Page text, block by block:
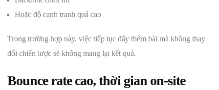
Hoặc độ cạnh tranh quá cao
Trong trường hợp này, việc tiếp tục đẩy thêm bài mà không thay
đổi chiến lược sẽ không mang lại kết quả.
Bounce rate cao, thời gian on-site